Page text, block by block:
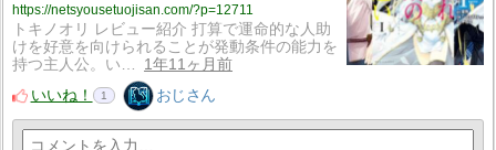
https://netsyousetuojisan.com/?p=12711
トキノオリ レビュー紹介 打算で運命的な人助
けを好意を向けられることが発動条件の能力を
持つ主人公。い…
1年11ヶ月前
いいね！
1 おじさん